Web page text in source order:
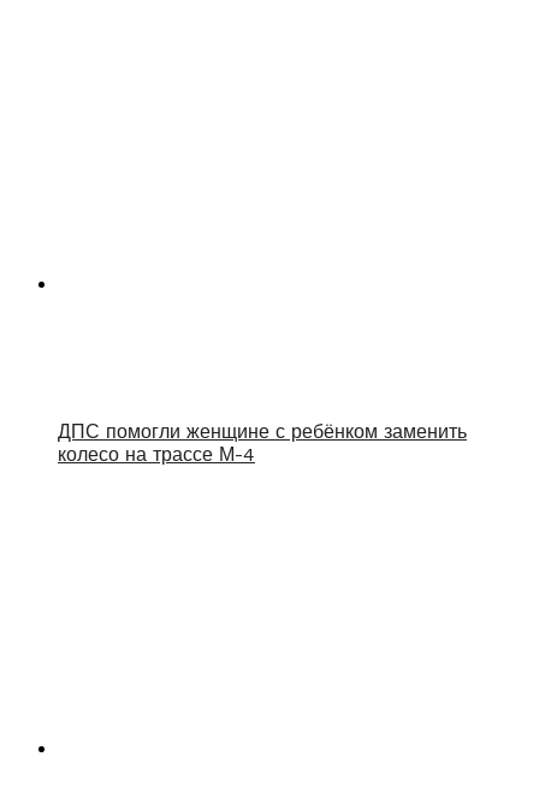
ДПС помогли женщине с ребёнком заменить
колесо на трассе М-4